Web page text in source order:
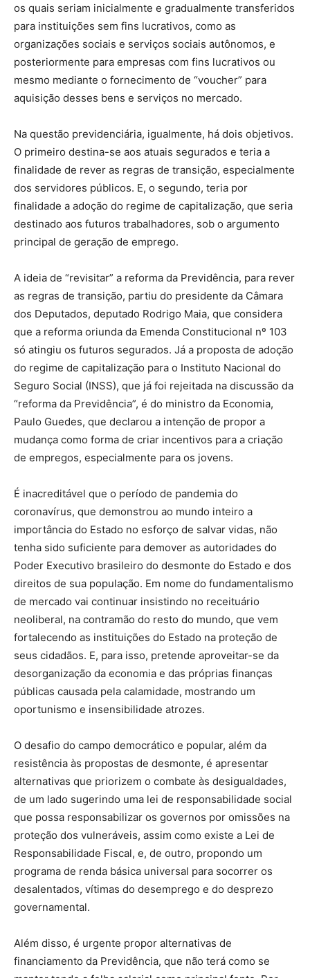
os quais seriam inicialmente e gradualmente transferidos
para instituições sem fins lucrativos, como as
organizações sociais e serviços sociais autônomos, e
posteriormente para empresas com fins lucrativos ou
mesmo mediante o fornecimento de “voucher” para
aquisição desses bens e serviços no mercado.
Na questão previdenciária, igualmente, há dois objetivos.
O primeiro destina-se aos atuais segurados e teria a
finalidade de rever as regras de transição, especialmente
dos servidores públicos. E, o segundo, teria por
finalidade a adoção do regime de capitalização, que seria
destinado aos futuros trabalhadores, sob o argumento
principal de geração de emprego.
A ideia de “revisitar” a reforma da Previdência, para rever
as regras de transição, partiu do presidente da Câmara
dos Deputados, deputado Rodrigo Maia, que considera
que a reforma oriunda da Emenda Constitucional nº 103
só atingiu os futuros segurados. Já a proposta de adoção
do regime de capitalização para o Instituto Nacional do
Seguro Social (INSS), que já foi rejeitada na discussão da
“reforma da Previdência”, é do ministro da Economia,
Paulo Guedes, que declarou a intenção de propor a
mudança como forma de criar incentivos para a criação
de empregos, especialmente para os jovens.
É inacreditável que o período de pandemia do
coronavírus, que demonstrou ao mundo inteiro a
importância do Estado no esforço de salvar vidas, não
tenha sido suficiente para demover as autoridades do
Poder Executivo brasileiro do desmonte do Estado e dos
direitos de sua população. Em nome do fundamentalismo
de mercado vai continuar insistindo no receituário
neoliberal, na contramão do resto do mundo, que vem
fortalecendo as instituições do Estado na proteção de
seus cidadãos. E, para isso, pretende aproveitar-se da
desorganização da economia e das próprias finanças
públicas causada pela calamidade, mostrando um
oportunismo e insensibilidade atrozes.
O desafio do campo democrático e popular, além da
resistência às propostas de desmonte, é apresentar
alternativas que priorizem o combate às desigualdades,
de um lado sugerindo uma lei de responsabilidade social
que possa responsabilizar os governos por omissões na
proteção dos vulneráveis, assim como existe a Lei de
Responsabilidade Fiscal, e, de outro, propondo um
programa de renda básica universal para socorrer os
desalentados, vítimas do desemprego e do desprezo
governamental.
Além disso, é urgente propor alternativas de
financiamento da Previdência, que não terá como se